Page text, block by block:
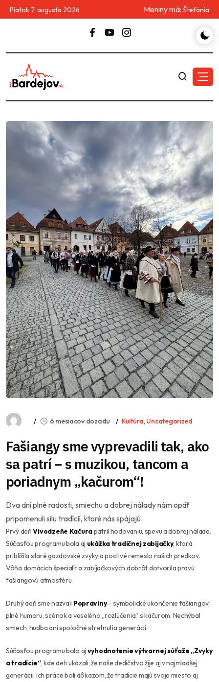
Piatok 7. augusta 2026 Meniny má: Štefánia
6 mesiacov dozadu Kultúra,Uncategorized
Fašiangy sme vyprevadili tak, ako
sa patrí – s muzikou, tancom a
poriadnym „kačurom“!
Dva dni plné radosti, smiechu a dobrej nálady nám opäť
pripomenuli silu tradícií, ktoré nás spájajú.
Prvý deňVivodzeňe Kačurapatril hodovaniu, spevu a dobrej nálade.
Súčasťou programu bola aj ukážka tradičnej zabíjačky, ktorá
priblížila staré gazdovské zvyky a poctivé remeslo našich predkov.
Vôňa domácich špecialít a zabíjačkových dobrôt dotvorila pravú
fašiangovú atmosféru.
Druhý deň sme nazvali Popraviny– symbolické ukončenie fašiangov,
plné humoru, scénok a veselého „rozlúčenia“ s kačurom. Nechýbal
smiech, hudba ani spoločné stretnutia generácií.
Súčasťou programu bolo aj vyhodnotenie výtvarnej súťaže „Zvyky
a tradície“, kde deti ukázali, že naše dedičstvo žije aj v najmladšej
generácii. Ich práce boli dôkazom, že tradície majú svoje miesto aj